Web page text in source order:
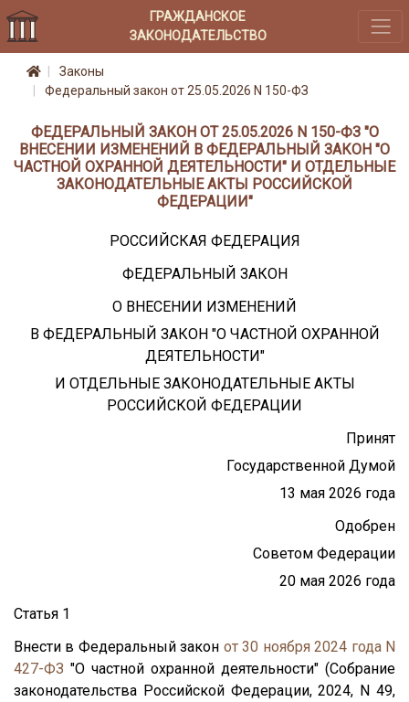
ГРАЖДАНСКОЕ
ЗАКОНОДАТЕЛЬСТВО
Законы
Федеральный закон от 25.05.2026 N 150-ФЗ
ФЕДЕРАЛЬНЫЙ ЗАКОН ОТ 25.05.2026 N 150-ФЗ "О
ВНЕСЕНИИ ИЗМЕНЕНИЙ В ФЕДЕРАЛЬНЫЙ ЗАКОН "О
ЧАСТНОЙ ОХРАННОЙ ДЕЯТЕЛЬНОСТИ" И ОТДЕЛЬНЫЕ
ЗАКОНОДАТЕЛЬНЫЕ АКТЫ РОССИЙСКОЙ
ФЕДЕРАЦИИ"
РОССИЙСКАЯ ФЕДЕРАЦИЯ
ФЕДЕРАЛЬНЫЙ ЗАКОН
О ВНЕСЕНИИ ИЗМЕНЕНИЙ
В ФЕДЕРАЛЬНЫЙ ЗАКОН "О ЧАСТНОЙ ОХРАННОЙ
ДЕЯТЕЛЬНОСТИ"
И ОТДЕЛЬНЫЕ ЗАКОНОДАТЕЛЬНЫЕ АКТЫ
РОССИЙСКОЙ ФЕДЕРАЦИИ
Принят
Государственной Думой
13 мая 2026 года
Одобрен
Советом Федерации
20 мая 2026 года
Статья 1
Внести в Федеральный закон от 30 ноября 2024 года N
427-ФЗ "О частной охранной деятельности" (Собрание
законодательства Российской Федерации, 2024, N 49,